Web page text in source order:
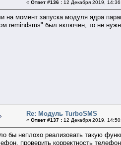
« Ответ #136 : 12 Декабря 2019,
на момент запуска модуля ядра
remindsms" был включен, то не
Re: Модуль TurboSMS
« Ответ #137 : 12 Декабря 2019,
бы неплохо реализовать такую
проверить корректность